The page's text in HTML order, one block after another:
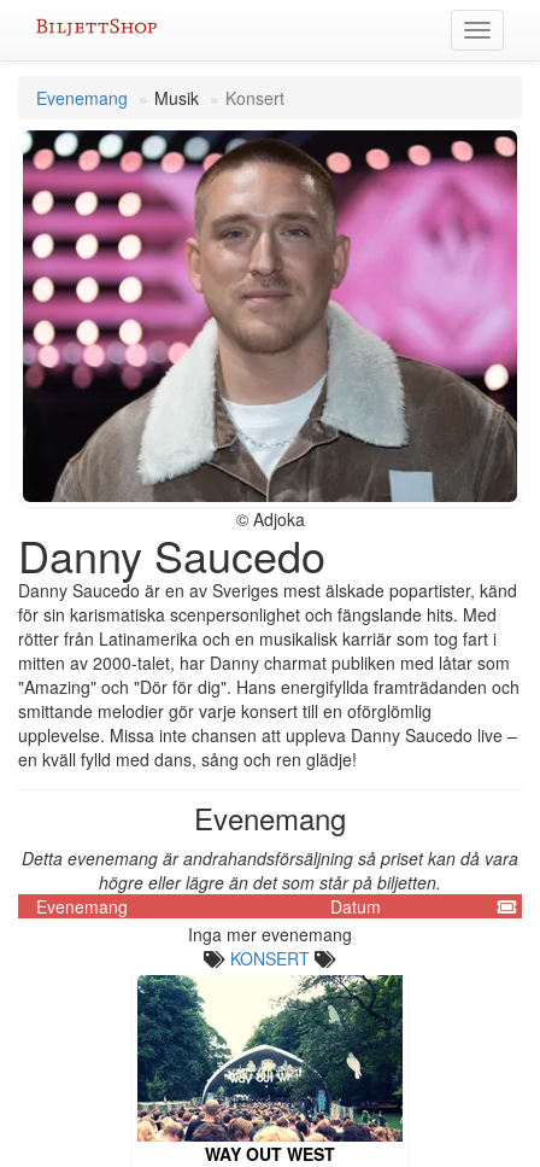
Växla
meny
Evenemang
Musik Konsert
© Adjoka
Danny Saucedo
Danny Saucedo är en av Sveriges mest älskade popartister, känd
för sin karismatiska scenpersonlighet och fängslande hits. Med
rötter från Latinamerika och en musikalisk karriär som tog fart i
mitten av 2000-talet, har Danny charmat publiken med låtar som
"Amazing" och "Dör för dig". Hans energifyllda framträdanden och
smittande melodier gör varje konsert till en oförglömlig
upplevelse. Missa inte chansen att uppleva Danny Saucedo live –
en kväll fylld med dans, sång och ren glädje!
Evenemang
Detta evenemang är andrahandsförsäljning så priset kan då vara
högre eller lägre än det som står på biljetten.
Evenemang
Datum
Inga mer evenemang
KONSERT
WAY OUT WEST